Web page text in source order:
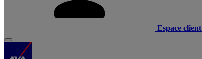
Espace client